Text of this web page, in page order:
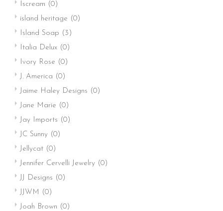
Iscream (0)
island heritage (0)
Island Soap (3)
Italia Delux (0)
Ivory Rose (0)
J. America (0)
Jaime Haley Designs (0)
Jane Marie (0)
Jay Imports (0)
JC Sunny (0)
Jellycat (0)
Jennifer Cervelli Jewelry (0)
JJ Designs (0)
JJWM (0)
Joah Brown (0)